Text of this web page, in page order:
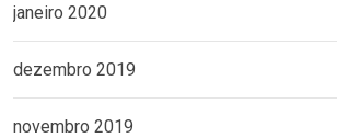
janeiro 2020
dezembro 2019
novembro 2019